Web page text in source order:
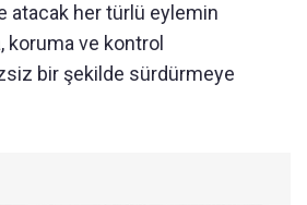
atacak her türlü eylemin
koruma ve kontrol
bir şekilde sürdürmeye